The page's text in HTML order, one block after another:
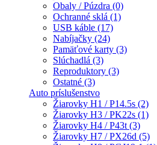
Obaly / Púzdra (0)
Ochranné sklá (1)
USB káble (17)
Nabíjačky (24)
Pamäťové karty (3)
Slúchadlá (3)
Reproduktory (3)
Ostatné (3)
Auto príslušenstvo
Žiarovky H1 / P14.5s (2)
Žiarovky H3 / PK22s (1)
Žiarovky H4 / P43t (3)
Žiarovky H7 / PX26d (5)